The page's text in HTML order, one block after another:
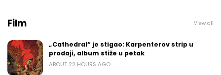
Film View all
„Cathedral“ je stigao: Karpenterov strip u
prodaji, album stiže u petak
ABOUT 22 HOURS AGO